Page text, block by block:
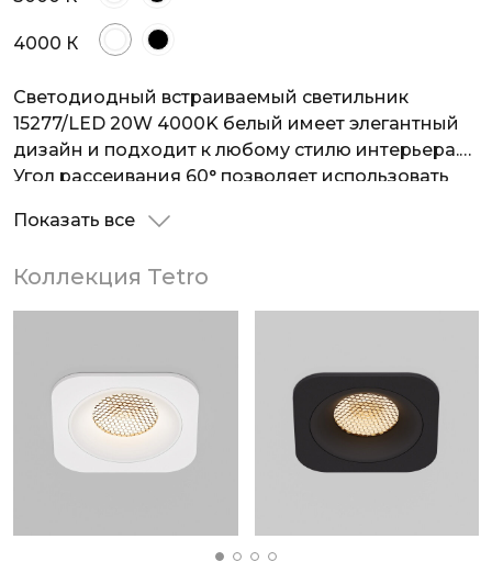
4000 К
Светодиодный встраиваемый светильник
15277/LED 20W 4000K белый имеет элегантный
дизайн и подходит к любому стилю интерьера.
Угол рассеивания 60° позволяет использовать
детали интерьера, так и для общего освещения.
комфортный для глаз свет, исключает резкие
тени и блики. Благодаря степени
верандах или террасах.
Показать все
Коллекция Tetro